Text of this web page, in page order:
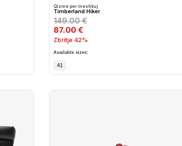
Qizme per meshkuj
Timberland Hiker
149.00 €
87.00 €
Zbritje 42%
Available sizes:
41